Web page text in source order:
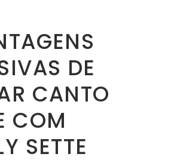
DE
CANTO
COM
SETTE